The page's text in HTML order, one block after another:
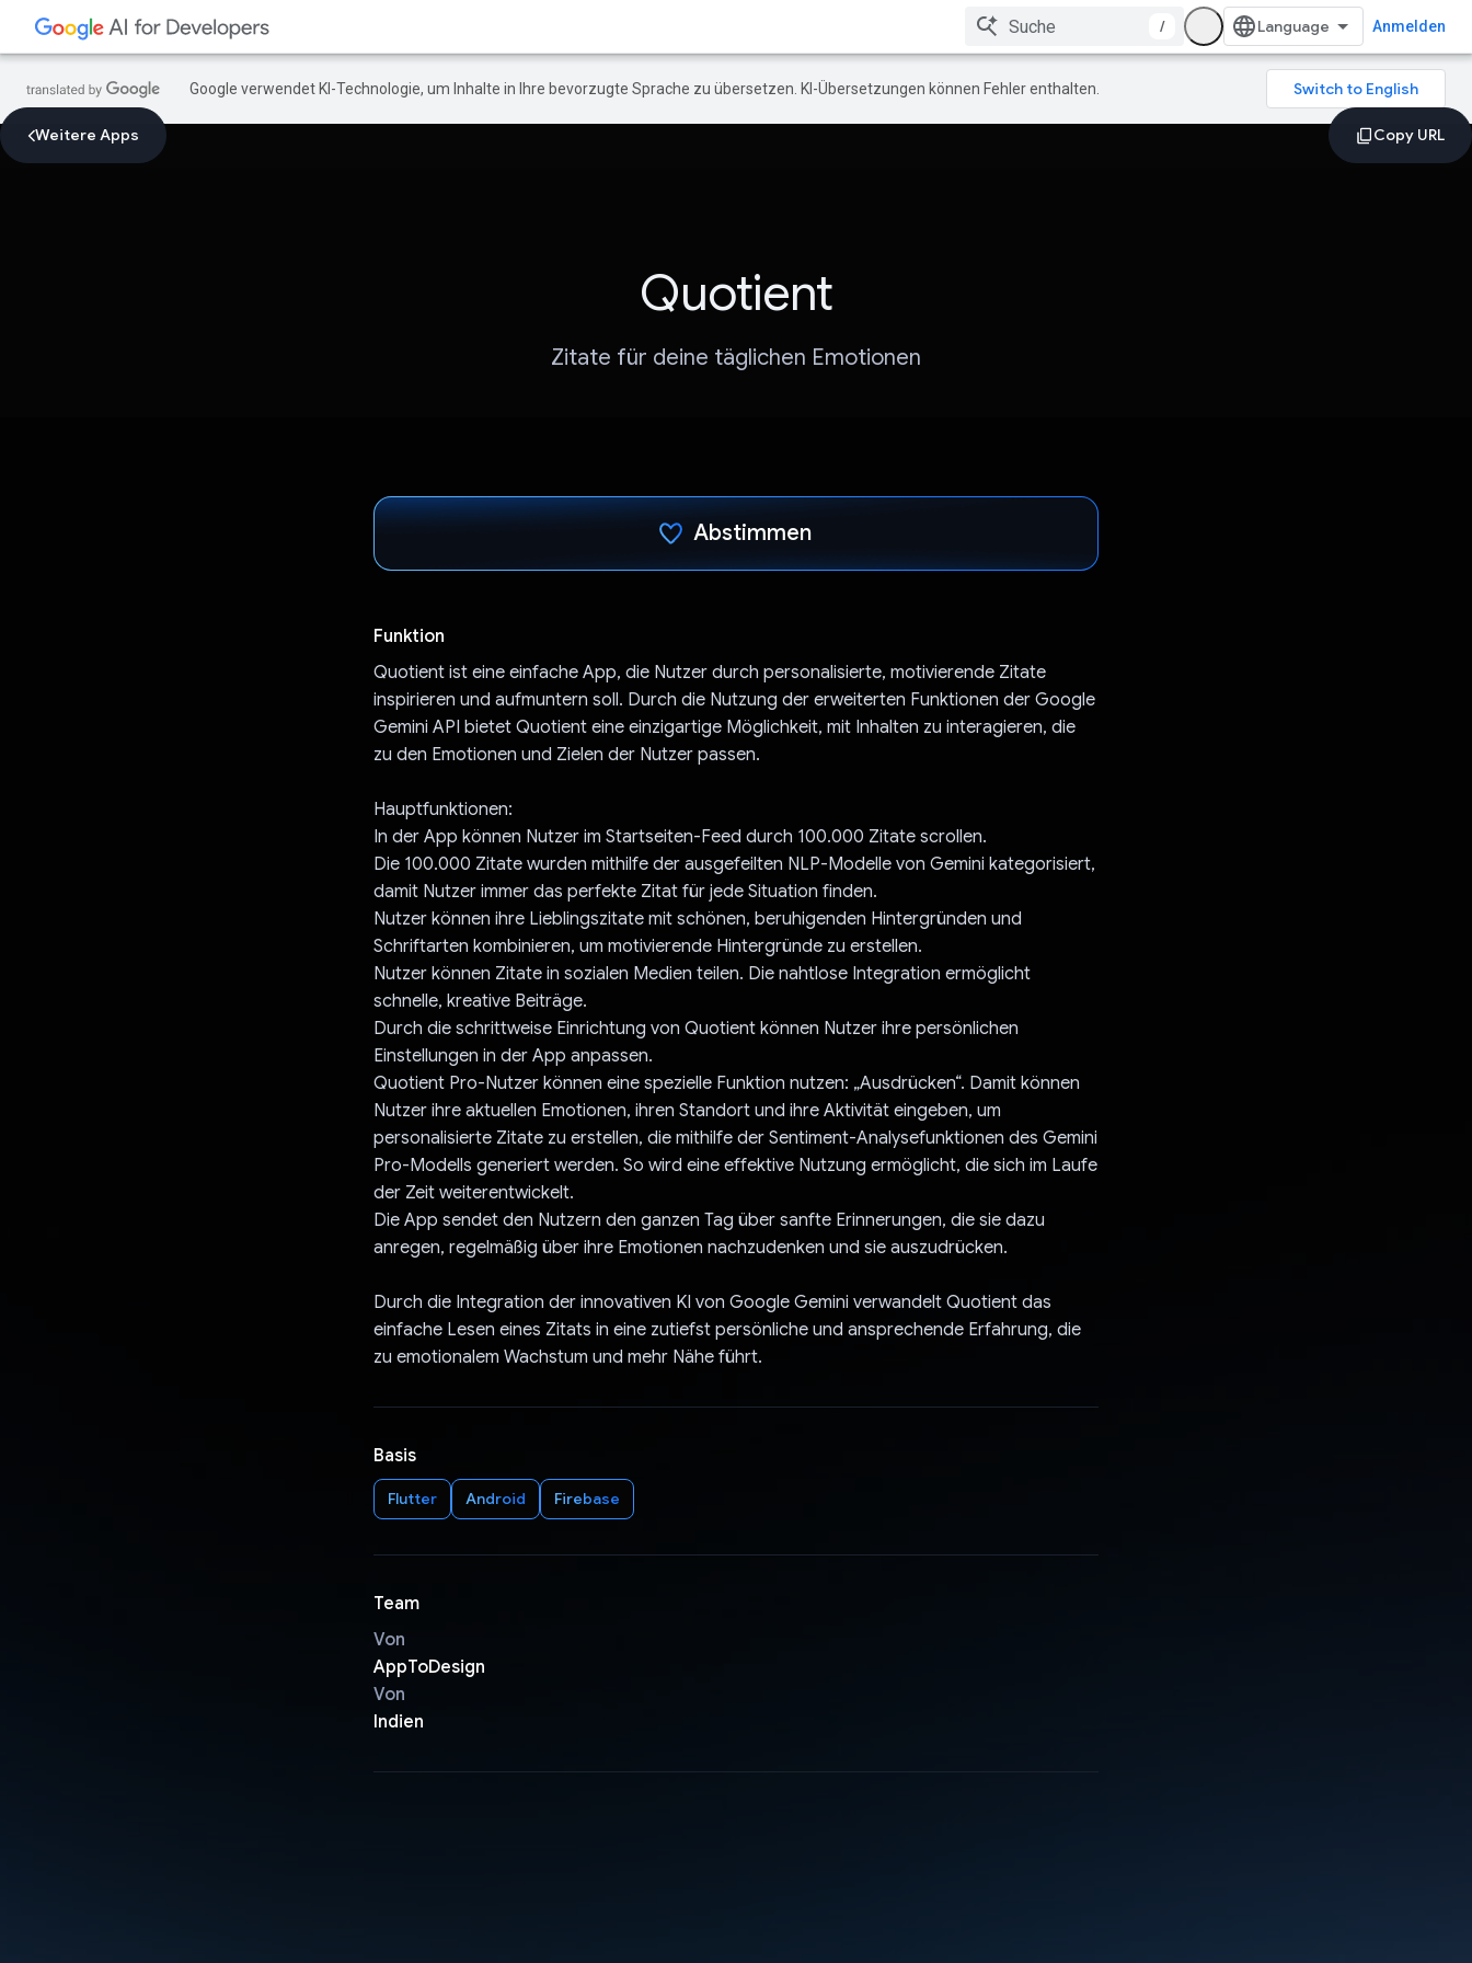
/ Anmelden
Google verwendet KI-Technologie, um Inhalte in Ihre bevorzugte Sprache zu übersetzen. KI-Übersetzungen können Fehler enthalten.
Weitere Apps
Quotient
Zitate für deine täglichen Emotionen
Abstimmen
Funktion
Quotient ist eine einfache App, die Nutzer durch personalisierte, motivierende Zitate
inspirieren und aufmuntern soll. Durch die Nutzung der erweiterten Funktionen der Google
Gemini API bietet Quotient eine einzigartige Möglichkeit, mit Inhalten zu interagieren, die
zu den Emotionen und Zielen der Nutzer passen.
Hauptfunktionen:
In der App können Nutzer im Startseiten-Feed durch 100.000 Zitate scrollen.
Die 100.000 Zitate wurden mithilfe der ausgefeilten NLP-Modelle von Gemini kategorisiert,
damit Nutzer immer das perfekte Zitat für jede Situation finden.
Nutzer können ihre Lieblingszitate mit schönen, beruhigenden Hintergründen und
Schriftarten kombinieren, um motivierende Hintergründe zu erstellen.
Nutzer können Zitate in sozialen Medien teilen. Die nahtlose Integration ermöglicht
schnelle, kreative Beiträge.
Durch die schrittweise Einrichtung von Quotient können Nutzer ihre persönlichen
Einstellungen in der App anpassen.
Quotient Pro-Nutzer können eine spezielle Funktion nutzen: „Ausdrücken“. Damit können
Nutzer ihre aktuellen Emotionen, ihren Standort und ihre Aktivität eingeben, um
personalisierte Zitate zu erstellen, die mithilfe der Sentiment-Analysefunktionen des Gemini
Pro-Modells generiert werden. So wird eine effektive Nutzung ermöglicht, die sich im Laufe
der Zeit weiterentwickelt.
Die App sendet den Nutzern den ganzen Tag über sanfte Erinnerungen, die sie dazu
anregen, regelmäßig über ihre Emotionen nachzudenken und sie auszudrücken.
Durch die Integration der innovativen KI von Google Gemini verwandelt Quotient das
einfache Lesen eines Zitats in eine zutiefst persönliche und ansprechende Erfahrung, die
zu emotionalem Wachstum und mehr Nähe führt.
Basis
Flutter Android Firebase
Team
Von
AppToDesign
Von
Indien